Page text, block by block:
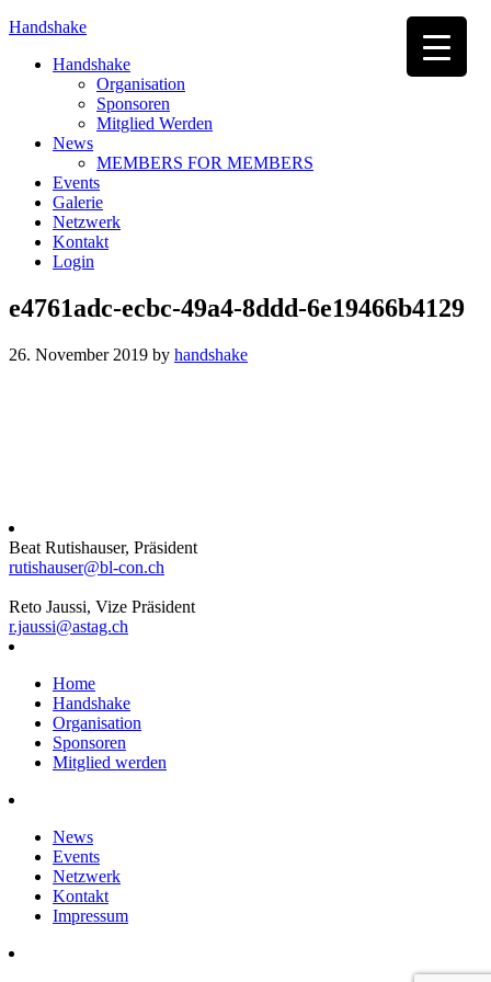
Handshake
Handshake
Organisation
Sponsoren
Mitglied Werden
News
MEMBERS FOR MEMBERS
Events
Galerie
Netzwerk
Kontakt
Login
e4761adc-ecbc-49a4-8ddd-6e19466b4129
26. November 2019 by handshake
Beat Rutishauser, Präsident
rutishauser@bl-con.ch
Reto Jaussi, Vize Präsident
r.jaussi@astag.ch
Home
Handshake
Organisation
Sponsoren
Mitglied werden
News
Events
Netzwerk
Kontakt
Impressum